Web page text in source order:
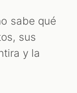
sabe qué
sus
y la